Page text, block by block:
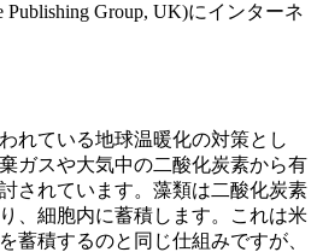
Publishing Group, UK)にインターネ
れている地球温暖化の対策とし
ガスや大気中の二酸化炭素から有
されています。藻類は二酸化炭素
、細胞内に蓄積します。これは米
蓄積するのと同じ仕組みですが、